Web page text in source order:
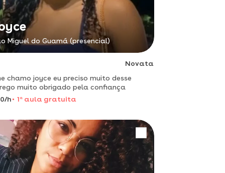
Miguel do Guamá (presencial)
Novata
chamo joyce eu preciso muito desse
muito obrigado pela confiança
h
1 aaula gratuita